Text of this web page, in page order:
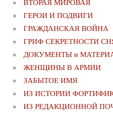
ВТОРАЯ МИРОВАЯ
ГЕРОИ И ПОДВИГИ
ГРАЖДАНСКАЯ ВОЙНА
ГРИФ СЕКРЕТНОСТИ
ДОКУМЕНТЫ и
ЖЕНЩИНЫ В АРМИИ
ЗАБЫТОЕ ИМЯ
ИЗ ИСТОРИИ
ИЗ РЕДАКЦИОННОЙ